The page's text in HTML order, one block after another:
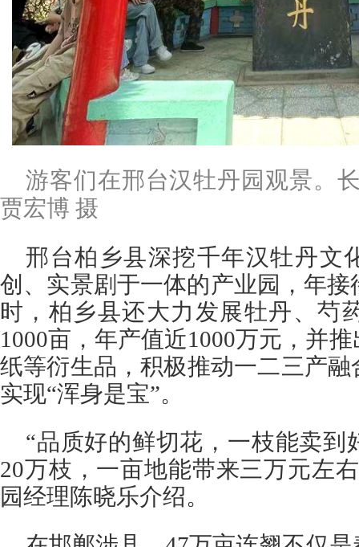
游客们在邢台汉牡丹园观景。
贾宏博 摄
邢台柏乡县深挖千年汉牡丹文
创、实景剧于一体的产业园，年
时，柏乡县还大力发展牡丹、芍
1000亩，年产值近1000万元，并
纸等衍生品，积极推动一二三产
实现“浑身是宝”。
“品质好的鲜切花，一枝能卖到
20万枝，一亩地能带来三万元左
园经理陈晓乐介绍。